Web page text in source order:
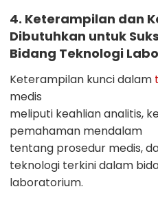
4. Keterampilan dan
Dibutuhkan untuk
Bidang Teknologi
Keterampilan kunci dalam
medis
meliputi keahlian analitis,
pemahaman mendalam
tentang prosedur medis,
teknologi terkini dalam
laboratorium.